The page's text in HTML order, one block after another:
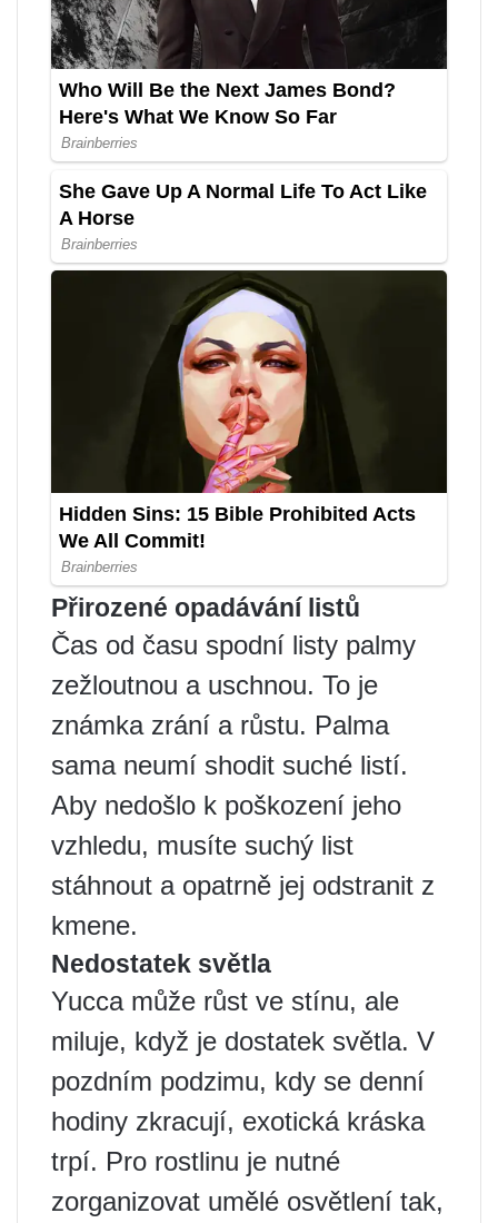
Přirozené opadávání listů
Čas od času spodní listy palmy
zežloutnou a uschnou. To je
známka zrání a růstu. Palma
sama neumí shodit suché listí.
Aby nedošlo k poškození jeho
vzhledu, musíte suchý list
stáhnout a opatrně jej odstranit z
kmene.
Nedostatek světla
Yucca může růst ve stínu, ale
miluje, když je dostatek světla. V
pozdním podzimu, kdy se denní
hodiny zkracují, exotická kráska
trpí. Pro rostlinu je nutné
zorganizovat umělé osvětlení tak,